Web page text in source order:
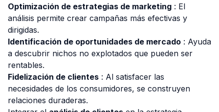
Optimización de estrategias de marketing : El
análisis permite crear campañas más efectivas y
dirigidas.
Identificación de oportunidades de mercado : Ayuda
a descubrir nichos no explotados que pueden ser
rentables.
Fidelización de clientes : Al satisfacer las
necesidades de los consumidores, se construyen
relaciones duraderas.